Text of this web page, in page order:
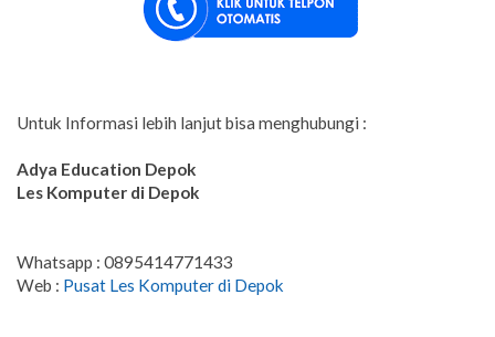
Untuk Informasi lebih lanjut bisa menghubungi :
Adya Education Depok
Les Komputer di Depok
Whatsapp : 0895414771433
Web : Pusat Les Komputer di Depok